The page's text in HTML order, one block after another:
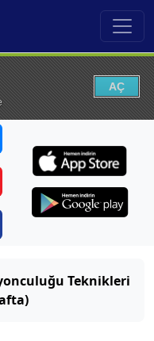
AÇ
Teknikleri